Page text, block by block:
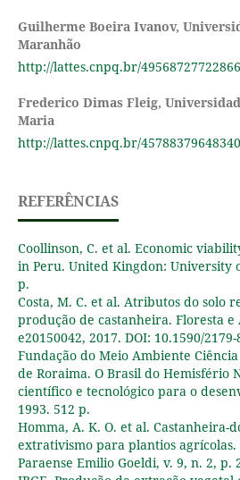
Guilherme Boeira Ivanov,
Maranhão
http://lattes.cnpq.br/
Frederico Dimas Fleig,
Maria
http://lattes.cnpq.br/
REFERÊNCIAS
Coollinson, C. et al. Economic
in Peru. United Kingdon: University
p.
Costa, M. C. et al. Atributos do solo
produção de castanheira. Floresta e
e20150042, 2017. DOI: 10.1590/
Fundação do Meio Ambiente
de Roraima. O Brasil do Hemisfério
científico e tecnológico para o
1993. 512 p.
Homma, A. K. O. et al. Castanheira-
extrativismo para plantios
Paraense Emilio Goeldi, v. 9, n. 2, p.